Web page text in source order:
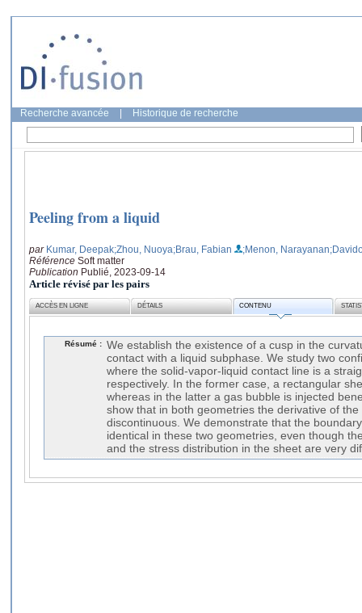
Recherche avancée Historique de recherche
Peeling from a liquid
par Kumar, Deepak;Zhou, Nuoya;Brau, Fabian ;Menon, Narayanan
Référence Soft matter
Publication Publié, 2023-09-14
Article révisé par les pairs
ACCÈS EN LIGNE DÉTAILS CONTENU
Résumé : We establish the existence of a cusp in the
contact with a liquid subphase. We study two
where the solid-vapor-liquid contact line is a
respectively. In the former case, a rectangular
whereas in the latter a gas bubble is injected
show that in both geometries the derivative of
discontinuous. We demonstrate that the
identical in these two geometries, even though
and the stress distribution in the sheet are very